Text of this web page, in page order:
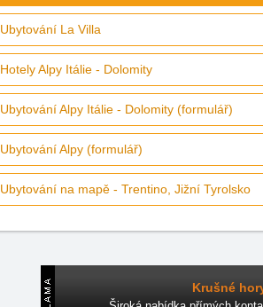
Ubytování La Villa
Hotely Alpy Itálie - Dolomity
Ubytování Alpy Itálie - Dolomity (formulář)
Ubytování Alpy (formulář)
Ubytování na mapě - Trentino, Jižní Tyrolsko
Krušné